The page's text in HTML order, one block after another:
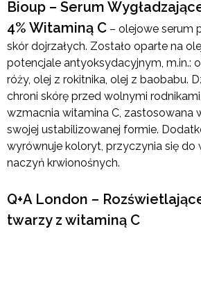
Bioup – Serum
4% Witaminą C – olejowe serum
skór dojrzałych. Zostało oparte na
potencjale antyoksydacyjnym, m.in.:
róży, olej z rokitnika, olej z baobabu.
chroni skórę przed wolnymi
wzmacnia witamina C, zastosowana
swojej ustabilizowanej formie.
wyrównuje koloryt, przyczynia się do
naczyń krwionośnych.
Q+A London –
twarzy z witaminą C